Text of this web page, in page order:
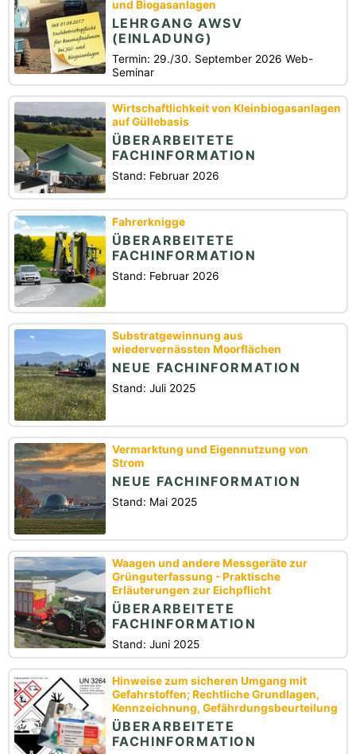
und Biogasanlagen
LEHRGANG AWSV
(EINLADUNG)
Termin: 29./30. September 2026 Web-
Seminar
Wirtschaftlichkeit von Kleinbiogasanlagen
auf Güllebasis
ÜBERARBEITETE
FACHINFORMATION
Stand: Februar 2026
Fahrerknigge
ÜBERARBEITETE
FACHINFORMATION
Stand: Februar 2026
Substratgewinnung aus
wiedervernässten Moorflächen
NEUE FACHINFORMATION
Stand: Juli 2025
Vermarktung und Eigennutzung von
Strom
NEUE FACHINFORMATION
Stand: Mai 2025
Waagen und andere Messgeräte zur
Grünguterfassung - Praktische
Erläuterungen zur Eichpflicht
ÜBERARBEITETE
FACHINFORMATION
Stand: Juni 2025
Hinweise zum sicheren Umgang mit
Gefahrstoffen; Rechtliche Grundlagen,
Kennzeichnung, Gefährdungsbeurteilung
ÜBERARBEITETE
FACHINFORMATION